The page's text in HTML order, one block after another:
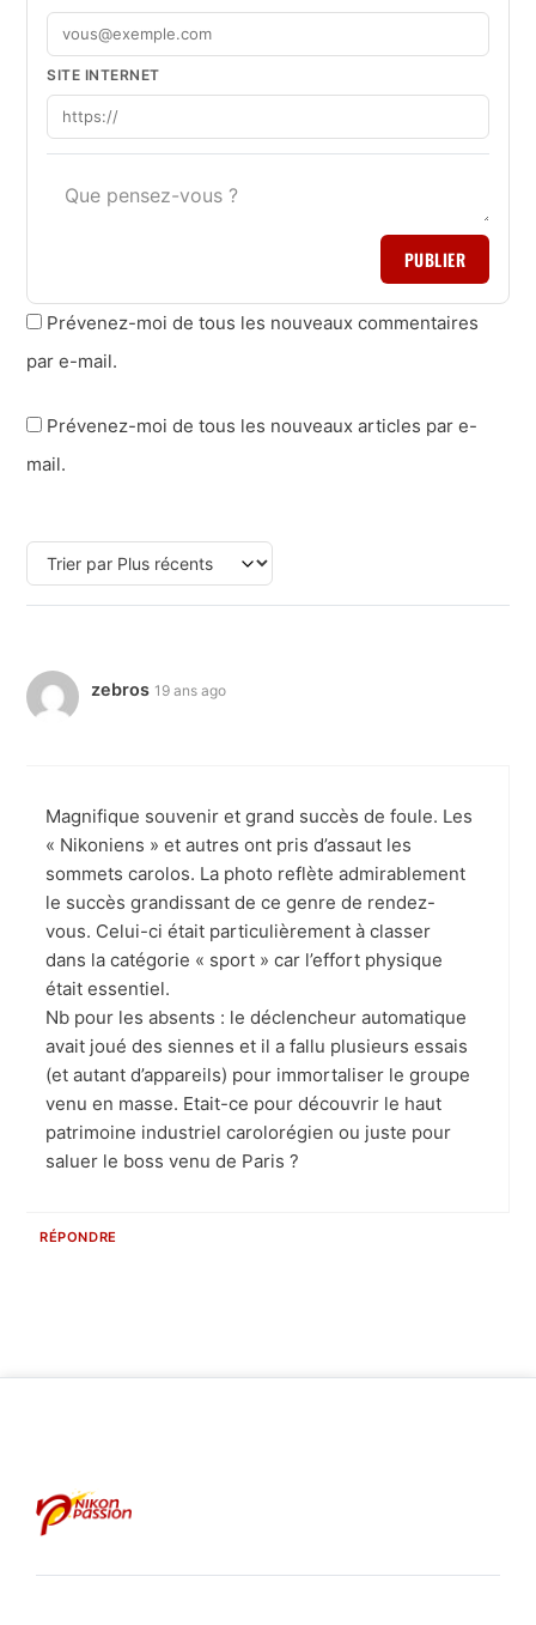
SITE INTERNET
PUBLIER
Prévenez-moi de tous les nouveaux commentaires
par e-mail.
Prévenez-moi de tous les nouveaux articles par e-
mail.
zebros 19 ans ago
Magnifique souvenir et grand succès de foule. Les
« Nikoniens » et autres ont pris d’assaut les
sommets carolos. La photo reflète admirablement
le succès grandissant de ce genre de rendez-
vous. Celui-ci était particulièrement à classer
dans la catégorie « sport » car l’effort physique
était essentiel.
Nb pour les absents : le déclencheur automatique
avait joué des siennes et il a fallu plusieurs essais
(et autant d’appareils) pour immortaliser le groupe
venu en masse. Etait-ce pour découvrir le haut
patrimoine industriel carolorégien ou juste pour
saluer le boss venu de Paris ?
RÉPONDRE